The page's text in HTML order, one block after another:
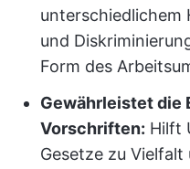
unterschiedlichem
und
Form des
Gewährleistet die
Vorschriften: Hilft
Gesetze zu